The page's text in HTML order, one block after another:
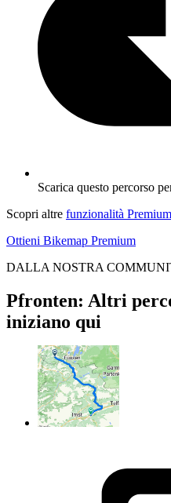
Scarica questo percorso
Scopri altre funzionalità Premium
Ottieni Bikemap Premium
DALLA NOSTRA
Pfronten: Altri
iniziano qui